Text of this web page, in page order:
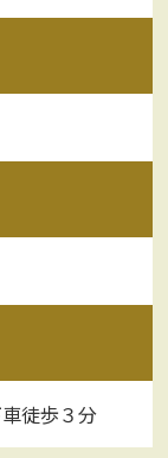
徒歩３分